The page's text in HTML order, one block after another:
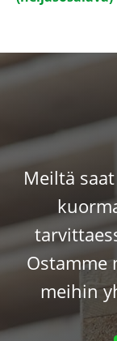
Meiltä
Ostamme
meihin